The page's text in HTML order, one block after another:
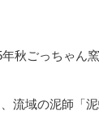
年秋ごっちゃん
流域の泥師「